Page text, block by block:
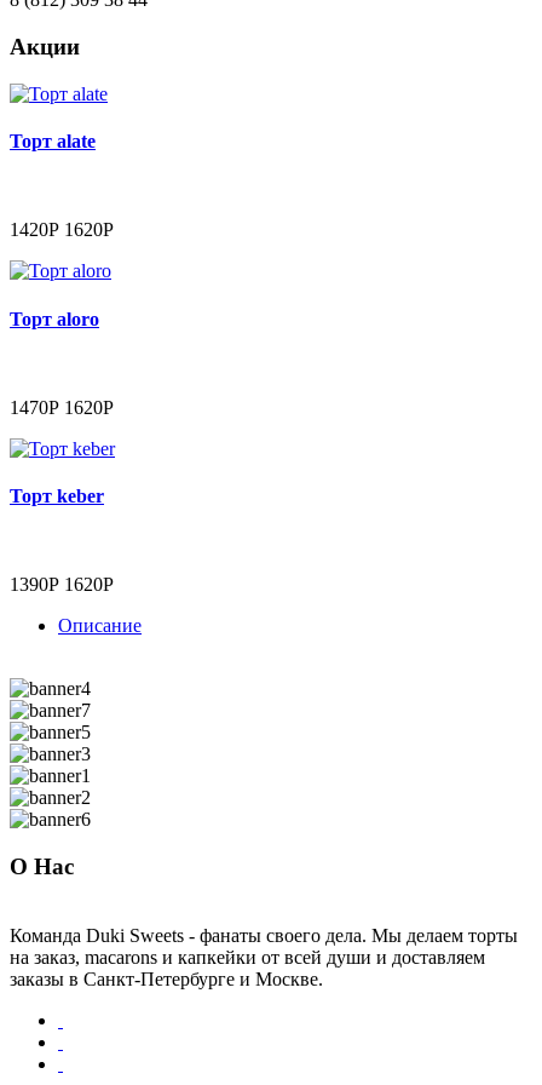
Акции
Торт alate
1420Р 1620Р
Торт aloro
1470Р 1620Р
Торт keber
1390Р 1620Р
Описание
О Нас
Команда Duki Sweets - фанаты своего дела. Мы делаем торты
на заказ, macarons и капкейки от всей души и доставляем
заказы в Санкт-Петербурге и Москве.